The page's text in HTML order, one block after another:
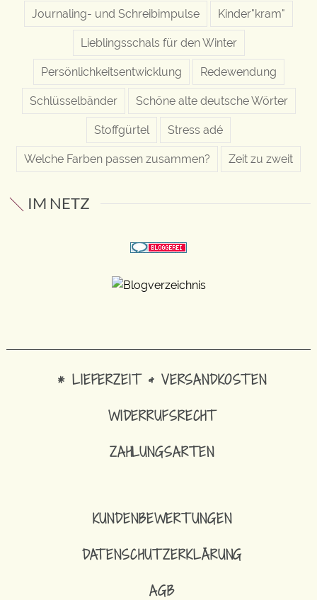
Journaling- und Schreibimpulse Kinder"kram"
Lieblingsschals für den Winter
Persönlichkeitsentwicklung Redewendung
Schlüsselbänder Schöne alte deutsche Wörter
Stoffgürtel Stress adé
Welche Farben passen zusammen? Zeit zu zweit
IM NETZ
* LIEFERZEIT & VERSANDKOSTEN
WIDERRUFSRECHT
ZAHLUNGSARTEN
KUNDENBEWERTUNGEN
DATENSCHUTZERKLÄRUNG
AGB